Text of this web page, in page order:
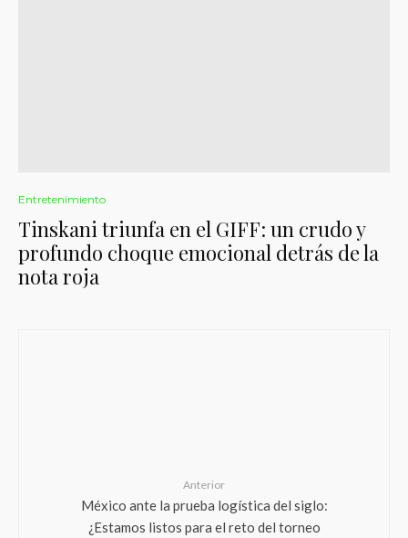
Entretenimiento
Tinskani triunfa en el GIFF: un crudo y
profundo choque emocional detrás de la
nota roja
Anterior
México ante la prueba logística del siglo:
¿Estamos listos para el reto del torneo